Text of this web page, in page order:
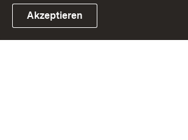
Link zum Landesportal
Akzeptieren